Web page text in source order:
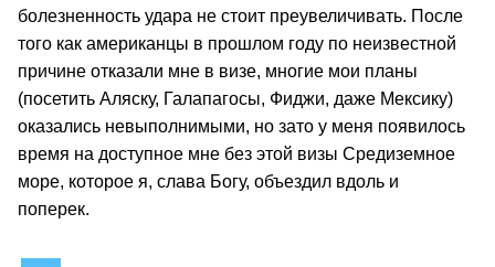
болезненность удара не стоит преувеличивать. После
того как американцы в прошлом году по неизвестной
причине отказали мне в визе, многие мои планы
(посетить Аляску, Галапагосы, Фиджи, даже Мексику)
оказались невыполнимыми, но зато у меня появилось
время на доступное мне без этой визы Средиземное
море, которое я, слава Богу, объездил вдоль и
поперек.